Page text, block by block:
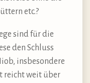
etc.?
sind für die
den Schluss
insbesondere
reicht weit über